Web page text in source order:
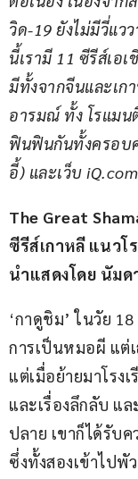
วิด-19 ยังไม่มีวี่แว
นี้เรามี 11 ซีรีส์เอ
มีทั้งจากจีนและเก
อารมณ์ ทั้ง โรแม
ฟินฟินกันทั้งครอบ
อี้) และเว็บ iQ.com
The Great
ซีรีส์เกาหลี แนว
นำแสดงโดย นัม
‘กาดูชิม’ ในวัย
การเป็นหมอผี แต่
แต่เมื่อย้ายมาโร
และเรื่องลึกลับ แ
ปลาย เขาก็ได้รับ
ซึ่งทั้งสองเข้าไป